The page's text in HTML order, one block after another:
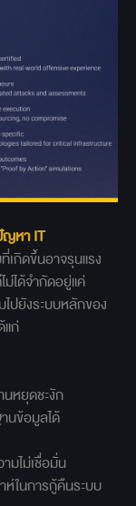
ญหา IT
กิดขึ้นอาจรุนแรง
ได้จำกัดอยู่แค่
ปยังระบบหลักของ
แก่
นหยุดชะงัก
นข้อมูลได้
มไม่เชื่อมั่น
ห์ในการกู้คืนระบบ